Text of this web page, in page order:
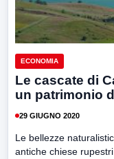
ECONOMIA
Le cascate di
un patrimonio
29 GIUGNO 2020
Le bellezze
antiche chiese